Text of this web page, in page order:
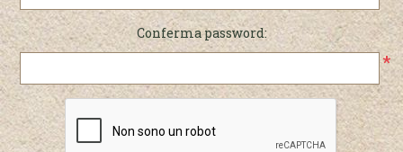
Conferma password:
*